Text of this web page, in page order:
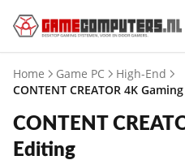
Home Game PC
High-End
CONTENT CREATOR 4K
CONTENT
Editing